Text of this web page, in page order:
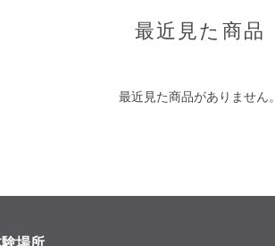
最近見た商品
最近見た商品がありません。
場所